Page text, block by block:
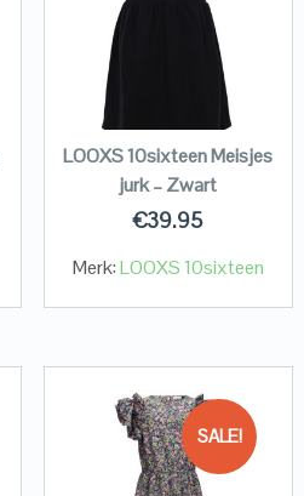
LOOXS 10sixteen Meisjes
jurk – Zwart
€39.95
Merk:LOOXS 10sixteen
SALE!